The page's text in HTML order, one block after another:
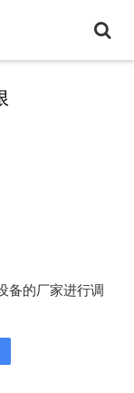
备的厂家进行调